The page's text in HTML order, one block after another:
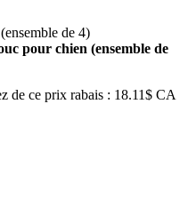
pour chien (ensemble de
de ce prix rabais : 18.11$ CA